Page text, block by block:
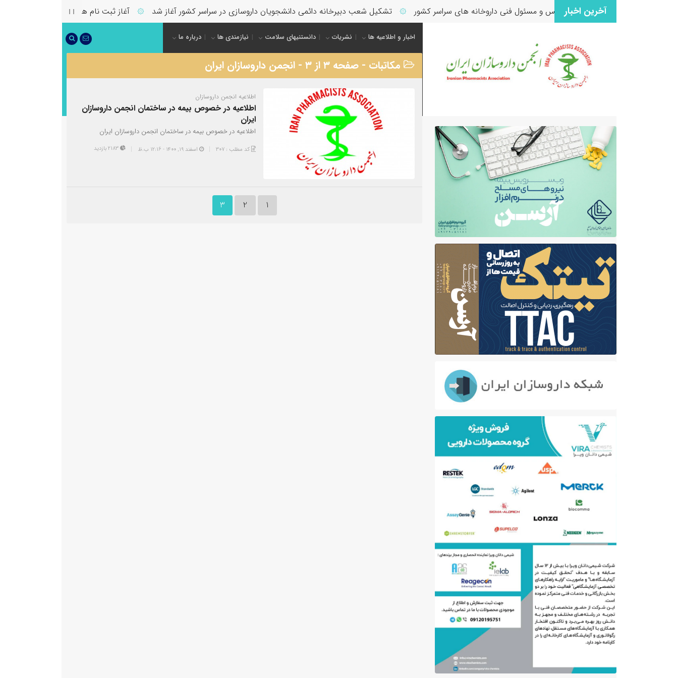
آخرین اخبار
همکاران ارجمند موسس و مسئول فنی داروخانه های سراسر کشور ۞ تشکیل شعب دبیرخانه دائمی دانشجویان داروسازی در سراسر کشور آغاز شد ۞ آغاز ثبت نام همایش انجمن علمی داروسازان
اخبار و اطلاعیه ها نشریات دانستنیهای سلامت نیازمندی ها درباره ما
مکاتبات - صفحه ۳ از ۳ - انجمن داروسازان ایران
اطلاعیه انجمن داروسازان
اطلاعیه در خصوص بیمه در ساختمان انجمن داروسازان
ایران
اطلاعیه در خصوص بیمه در ساختمان انجمن داروسازان ایران
کد مطلب : 307 اسفند ۱۹, ۱۴۰۰ - 12:16 ب.ظ
1
2
3